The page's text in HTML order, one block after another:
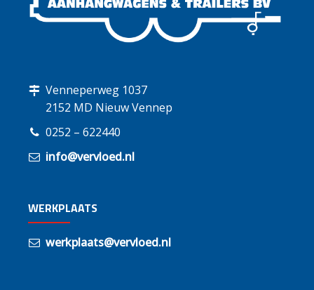
Venneperweg 1037
2152 MD Nieuw Vennep
0252 – 622440
info@vervloed.nl
WERKPLAATS
werkplaats@vervloed.nl